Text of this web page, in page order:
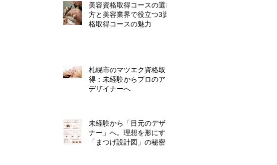
美容資格取得コースの選び
方と美容業界で役立つ3資
格取得コースの魅力
札幌市のマツエク資格取
得：未経験からプロのアイ
デザイナーへ
未経験から「目元のデザイ
ナー」へ。理想を形にする
「まつげ設計図」の秘密